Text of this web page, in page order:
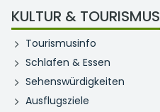
KULTUR & TOURISMUS
Tourismusinfo
Schlafen & Essen
Sehenswürdigkeiten
Ausflugsziele